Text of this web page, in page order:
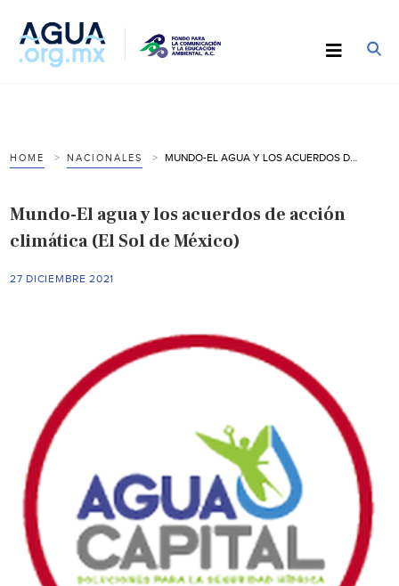
HOME NACIONALES
Mundo-El agua y los acuerdos de acción
climática (El Sol de México)
27 DICIEMBRE 2021